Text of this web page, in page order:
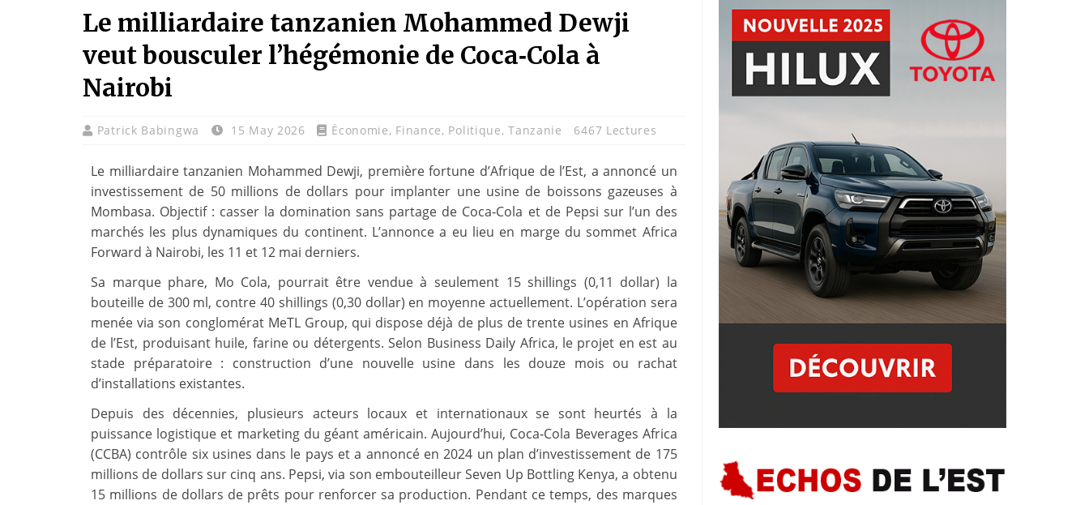
Le milliardaire tanzanien Mohammed Dewji
veut bousculer l’hégémonie de Coca‑Cola à
Nairobi
Patrick Babingwa 15 May 2026 Économie, Finance, Politique,Tanzanie 6467 Lectures
Le milliardaire tanzanien Mohammed Dewji, première fortune d’Afrique de l’Est, a annoncé un
investissement de 50 millions de dollars pour implanter une usine de boissons gazeuses à
Mombasa. Objectif : casser la domination sans partage de Coca‑Cola et de Pepsi sur l’un des
marchés les plus dynamiques du continent. L’annonce a eu lieu en marge du sommet Africa
Forward à Nairobi, les 11 et 12 mai derniers.
Sa marque phare, Mo Cola, pourrait être vendue à seulement 15 shillings (0,11 dollar) la
bouteille de 300 ml, contre 40 shillings (0,30 dollar) en moyenne actuellement. L’opération sera
menée via son conglomérat MeTL Group, qui dispose déjà de plus de trente usines en Afrique
de l’Est, produisant huile, farine ou détergents. Selon Business Daily Africa, le projet en est au
stade préparatoire : construction d’une nouvelle usine dans les douze mois ou rachat
d’installations existantes.
Depuis des décennies, plusieurs acteurs locaux et internationaux se sont heurtés à la
puissance logistique et marketing du géant américain. Aujourd’hui, Coca‑Cola Beverages Africa
(CCBA) contrôle six usines dans le pays et a annoncé en 2024 un plan d’investissement de 175
millions de dollars sur cinq ans. Pepsi, via son embouteilleur Seven Up Bottling Kenya, a obtenu
15 millions de dollars de prêts pour renforcer sa production. Pendant ce temps, des marques